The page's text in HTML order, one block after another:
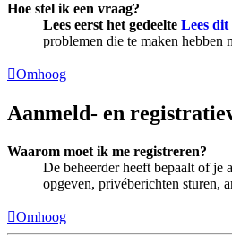
Hoe stel ik een vraag?
Lees eerst het gedeelte Lees dit
problemen die te maken hebben
Omhoog
Aanmeld- en
Waarom moet ik me registreren?
De beheerder heeft bepaalt of je
opgeven, privéberichten sturen,
Omhoog